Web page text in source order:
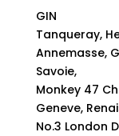
GIN
Tanqueray,
Annemasse,
Savoie,
Monkey 47
Geneve,
No.3 London